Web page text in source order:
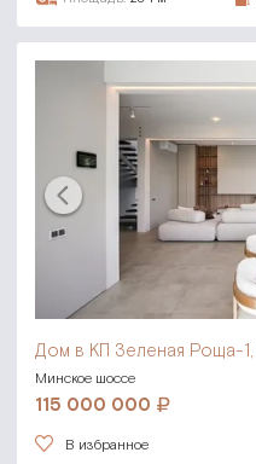
Дом в КП Зеленая Роща-1,
Минское шоссе
115 000 000
В избранное